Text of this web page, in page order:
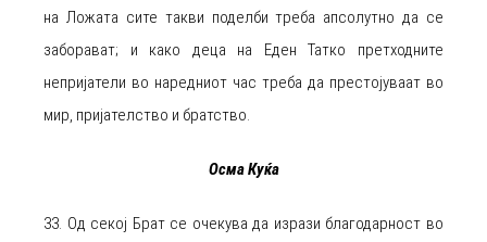
на Ложата сите такви поделби треба апсолутно да се
заборават; и како деца на Еден Татко претходните
непријатели во наредниот час треба да престојуваат во
мир, пријателство и братство.
Осма Куќа
33. Од секој Брат се очекува да изрази благодарност во